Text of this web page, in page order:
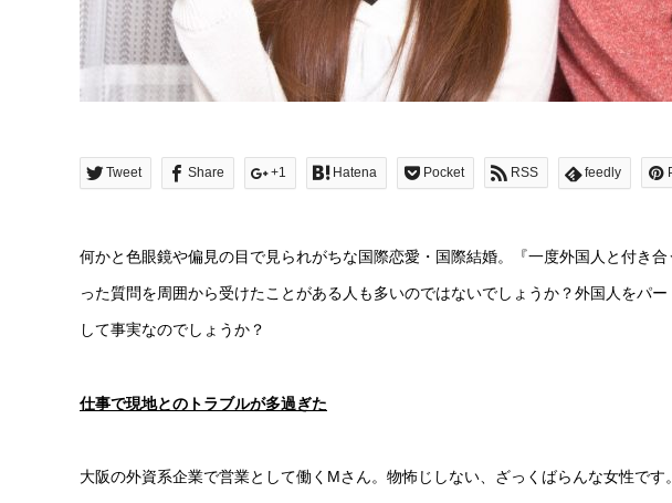
Tweet Share +1 Hatena Pocket RSS feedly
何かと色眼鏡や偏見の目で見られがちな国際恋愛・国際結婚。『一度外国人と付き
った質問を周囲から受けたことがある人も多いのではないでしょうか？外国人をパ
して事実なのでしょうか？
仕事で現地とのトラブルが多過ぎた
大阪の外資系企業で営業として働くMさん。物怖じしない、ざっくばらんな女性で